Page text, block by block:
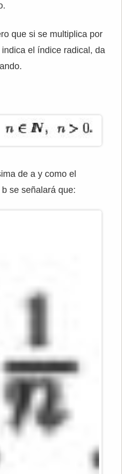
que si se multiplica por
el índice radical, da
de a y como el
se señalará que: